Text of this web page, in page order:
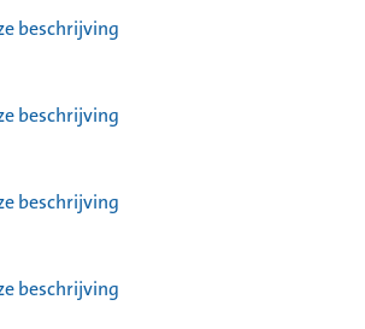
beschrijving
beschrijving
beschrijving
beschrijving